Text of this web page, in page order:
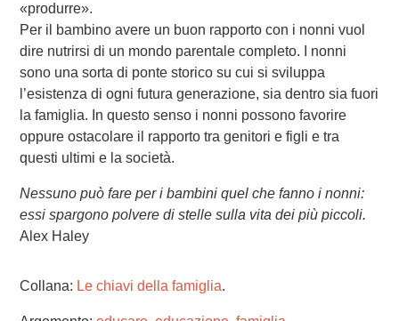
«produrre».
Per il bambino avere un buon rapporto con i nonni vuol
dire nutrirsi di un mondo parentale completo. I nonni
sono una sorta di ponte storico su cui si sviluppa
l’esistenza di ogni futura generazione, sia dentro sia fuori
la famiglia. In questo senso i nonni possono favorire
oppure ostacolare il rapporto tra genitori e figli e tra
questi ultimi e la società.
Nessuno può fare per i bambini quel che fanno i nonni:
essi spargono polvere di stelle sulla vita dei più piccoli.
Alex Haley
Collana: Le chiavi della famiglia.